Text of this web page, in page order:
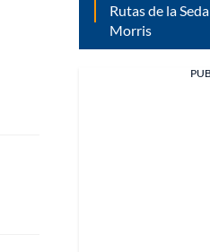
Rutas de la
Morris